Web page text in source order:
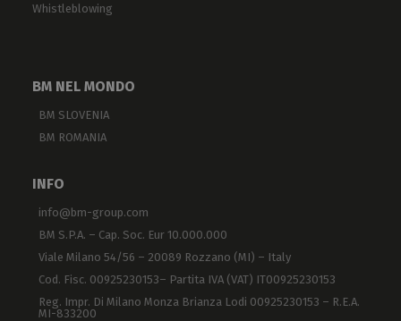
Whistleblowing
BM NEL MONDO
BM SLOVENIA
BM ROMANIA
INFO
info@bm-group.com
BM S.P.A. – Cap. Soc. Eur 10.000.000
Viale Milano 54/56 – 20089 Rozzano (MI) – Italy
Cod. Fisc. 00925230153– Partita IVA (VAT) IT00925230153
Reg. Impr. Di Milano Monza Brianza Lodi 00925230153 – R.E.A.
MI-833200